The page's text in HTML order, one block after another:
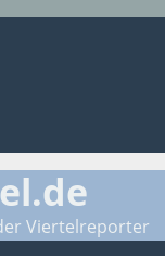
Viertelreporter